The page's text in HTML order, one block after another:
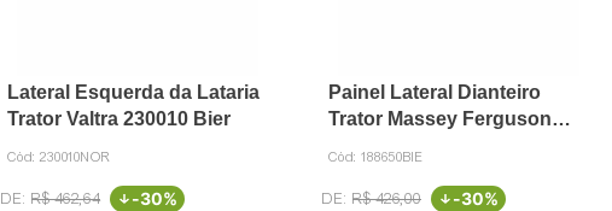
Lateral Esquerda da Lataria
Trator Valtra 230010 Bier
Cód: 230010NOR
R$462,64 -30%
Painel Lateral Dianteiro
Trator Massey Ferguson
Cód: 188650BIE
R$426,00 -30%